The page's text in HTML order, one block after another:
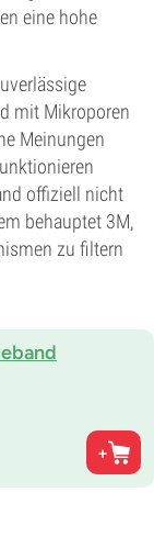
eine hohe
mit Mikroporen
Meinungen
offiziell nicht
behauptet 3M,
zu filtern